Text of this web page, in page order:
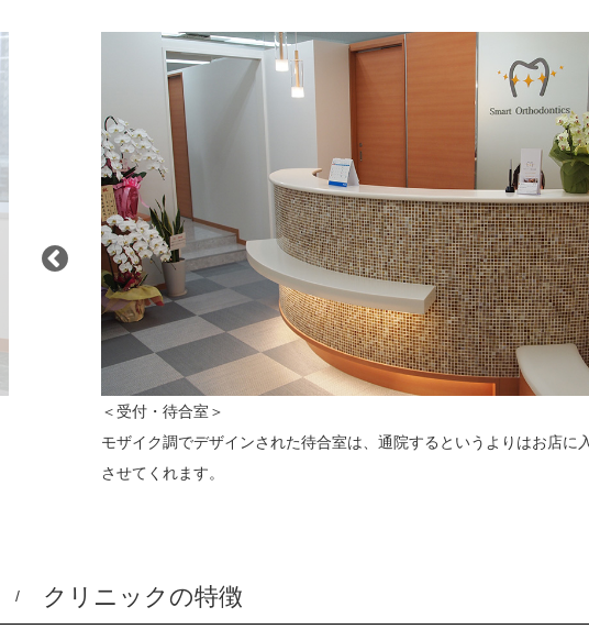
＜受付・待合室＞
モザイク調でデザインされた待合室は、通院するというよりはお店に
させてくれます。
クリニックの特徴